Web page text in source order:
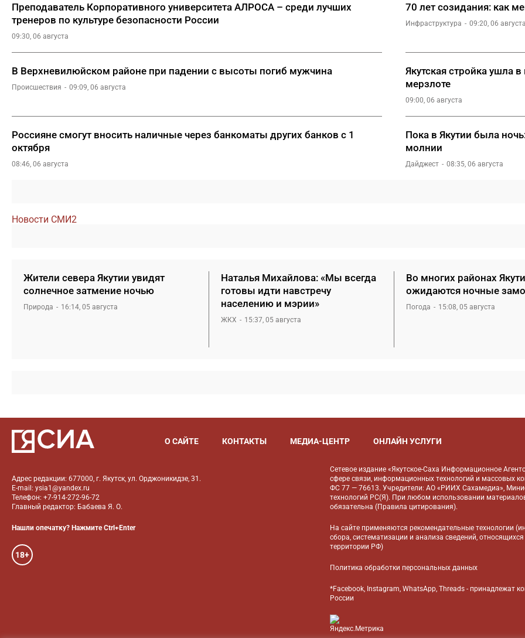
Преподаватель Корпоративного университета АЛРОСА – среди лучших
тренеров по культуре безопасности России
09:30, 06 августа
70 лет созидания: как
Инфраструктура 09:20, 06 августа
В Верхневилюйском районе при падении с высоты погиб мужчина
Происшествия 09:09, 06 августа
Якутская стройка ушла
мерзлоте
09:00, 06 августа
Россияне смогут вносить наличные через банкоматы других банков с 1
октября
08:46, 06 августа
Пока в Якутии была
молнии
Дайджест 08:35, 06 августа
Новости СМИ2
Жители севера Якутии увидят
солнечное затмение ночью
Природа 16:14, 05 августа
Наталья Михайлова: «Мы всегда
готовы идти навстречу
населению и мэрии»
ЖКХ 15:37, 05 августа
Во многих районах
ожидаются ночные
Погода 15:08, 05 августа
О САЙТЕ КОНТАКТЫ МЕДИА-ЦЕНТР ОНЛАЙН УСЛУГИ
Адрес редакции: 677000, г. Якутск, ул. Орджоникидзе, 31.
E-mail: ysia1@yandex.ru
Телефон: +7-914-272-96-72
Главный редактор: Бабаева Я. О.
Нашли опечатку? Нажмите Ctrl+Enter
18+
Сетевое издание «Якутское-Саха Информационное
сфере связи, информационных технологий и массовых
ФС 77 — 76613. Учредители: АО «РИИХ Сахамедиа»,
технологий РС(Я). При любом использовании
обязательна (Правила цитирования).
На сайте применяютсярекомендательные технологии
сбора, систематизации и анализа сведений,
территории РФ)
Политика обработки персональных данных
*Facebook, Instagram, WhatsApp, Threads - принадлежат
России